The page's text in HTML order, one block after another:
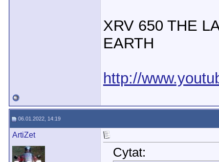
XRV 650 THE
EARTH
http://
06.01.2022, 14:19
ArtiZet
Cytat: